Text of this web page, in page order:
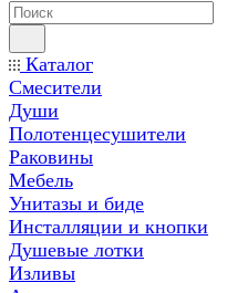
Каталог
Смесители
Души
Полотенцесушители
Раковины
Мебель
Унитазы и биде
Инсталляции и кнопки
Душевые лотки
Изливы